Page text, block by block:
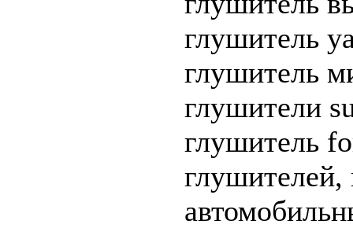
глушитель
глушитель
глушители
глушитель